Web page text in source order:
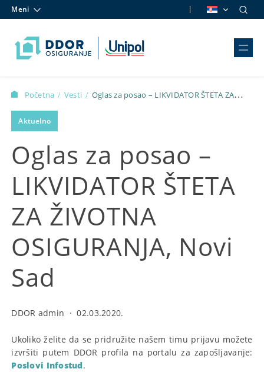
Meni
Početna / Vesti / Oglas za posao – LIKVIDATOR ŠTETA ZA
ŽIVOTNA OSIGURANJA, Novi Sad
Aktuelno
Oglas za posao –
LIKVIDATOR ŠTETA
ZA ŽIVOTNA
OSIGURANJA, Novi
Sad
DDOR admin ·02.03.2020.
Ukoliko želite da se pridružite našem timu prijavu možete
izvršiti putem DDOR profila na portalu za zapošljavanje:
Poslovi Infostud.